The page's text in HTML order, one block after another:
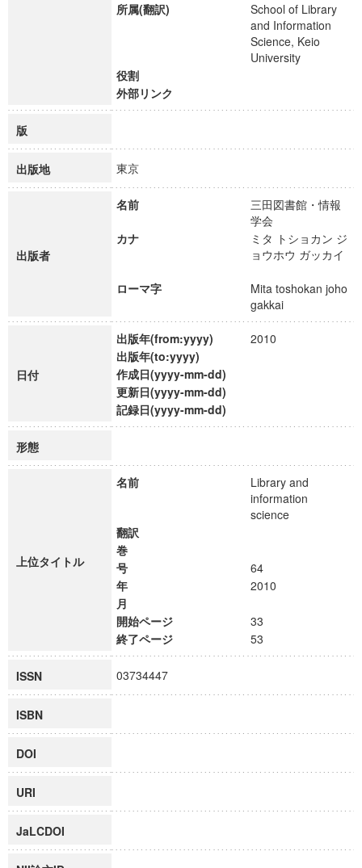
所属(翻訳)
School of Library
and Information
Science, Keio
University
役割
外部リンク
版
出版地 東京
出版者
名前
三田図書館・情報
学会
カナ
ミタ トショカン ジ
ョウホウ ガッカイ
ローマ字
Mita toshokan joho
gakkai
日付
出版年(from:yyyy)
2010
出版年(to:yyyy)
作成日(yyyy-mm-dd)
更新日(yyyy-mm-dd)
記録日(yyyy-mm-dd)
形態
上位タイトル
名前
Library and
information
science
翻訳
巻
号
64
年
2010
月
開始ページ
33
終了ページ
53
ISSN 03734447
ISBN
DOI
URI
JaLCDOI